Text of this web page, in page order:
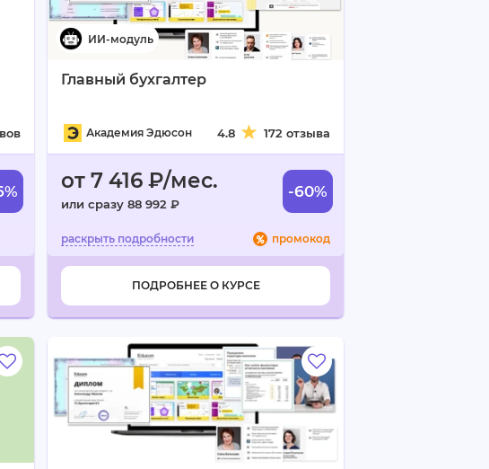
Главный бухгалтер
Академия Эдюсон 4.8 172 отзыва
от 7 416 ₽/мес.
или сразу 88 992 ₽
-60%
промокод
ПОДРОБНЕЕ О КУРСЕ